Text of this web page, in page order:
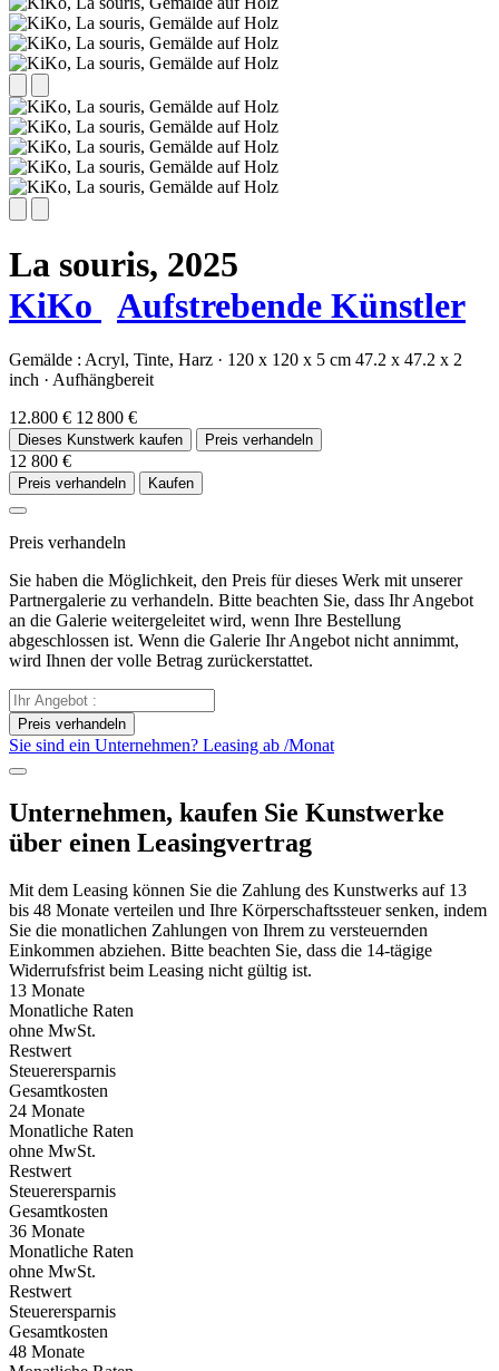
La souris, 2025
KiKo
Aufstrebende Künstler
Gemälde : Acryl, Tinte, Harz · 120 x 120 x 5 cm 47.2 x 47.2 x 2
inch · Aufhängbereit
12.800 € 12 800 €
Dieses Kunstwerk kaufen Preis verhandeln
12 800 €
Preis verhandeln Kaufen
Preis verhandeln
Sie haben die Möglichkeit, den Preis für dieses Werk mit unserer
Partnergalerie zu verhandeln. Bitte beachten Sie, dass Ihr Angebot
an die Galerie weitergeleitet wird, wenn Ihre Bestellung
abgeschlossen ist. Wenn die Galerie Ihr Angebot nicht annimmt,
wird Ihnen der volle Betrag zurückerstattet.
Preis verhandeln
Sie sind ein Unternehmen? Leasing ab /Monat
Unternehmen, kaufen Sie Kunstwerke
über einen Leasingvertrag
Mit dem Leasing können Sie die Zahlung des Kunstwerks auf 13
bis 48 Monate verteilen und Ihre Körperschaftssteuer senken, indem
Sie die monatlichen Zahlungen von Ihrem zu versteuernden
Einkommen abziehen. Bitte beachten Sie, dass die 14-tägige
Widerrufsfrist beim Leasing nicht gültig ist.
13 Monate
Monatliche Raten
ohne MwSt.
Restwert
Steuerersparnis
Gesamtkosten
24 Monate
Monatliche Raten
ohne MwSt.
Restwert
Steuerersparnis
Gesamtkosten
36 Monate
Monatliche Raten
ohne MwSt.
Restwert
Steuerersparnis
Gesamtkosten
48 Monate